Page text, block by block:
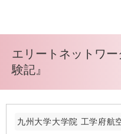
エリートネットワ
験記』
九州大学大学院 工学府